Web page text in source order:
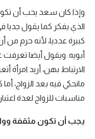
وإذا كان سعد يحب أن
الذي يفكر كما يقول جديا
كبيرة عدديا، لأنه حرم من
أبويه. ويقول أيضا تعرفت
الارتباط بهن، أريد امرأة
مانحكي فيه بعد الزواج،
مناسبات للزواج لعدة
يجب أن تكون مثقفة